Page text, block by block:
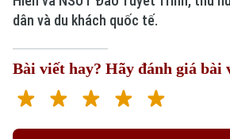
dân và du khách quốc tế.
Bài viết hay? Hãy đánh giá bài